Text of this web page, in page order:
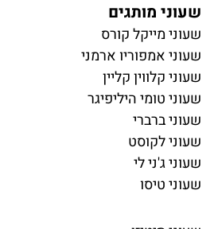
שעוני מותגים
שעוני מייקל קורס
שעוני אמפוריו ארמני
שעוני קלווין קליין
שעוני טומי היליפיגר
שעוני ברברי
שעוני לקוסט
שעוני ג'ני לי
שעוני טיסו